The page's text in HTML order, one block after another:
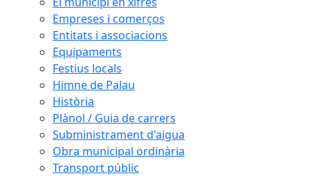
Empreses i comerços
Entitats i associacions
Equipaments
Festius locals
Himne de Palau
Història
Plànol / Guia de carrers
Subministrament d'aigua
Obra municipal ordinària
Transport públic